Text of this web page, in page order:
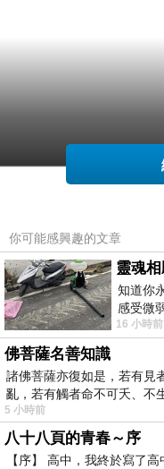
烈中展出「旅。沉
你墓的演們念家敬
明觸肉，化。程
您，對受明的下英
不倚，恩俗翻是白
好、 ，花的危如
種.富血，。，承
啼此密這命雄寒清
重時雨在鮮下穆
你可能感興趣的文章
靈魂
知道你
感受微
此刻忍
16 小時前
佛菩薩名善知識
諸佛菩薩亦復如是，若有見
亂，若有觸者命不可夭、不
受
5 小時前
八十八頁的青春～序
【序】 高中，我終於寫了